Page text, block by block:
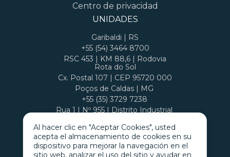
Al hacer clic en "Aceptar Cookies", usted
acepta el almacenamiento de cookies en su
dispositivo para mejorar la navegación en el
sitio web, analizar el uso del sitio y ayudar en
Centro de privacidad
UNIDADES
Garibaldi | RS
+55 (54) 3464 8700
RSC 453 | KM 88,6 | Rodovia
Rota do Sol
Cx. Postal 107 | CEP 95720 000
Poços de Caldas | MG
+55 (35) 3729 7238
Rua 1 | Nº 955 | Distrito Industrial